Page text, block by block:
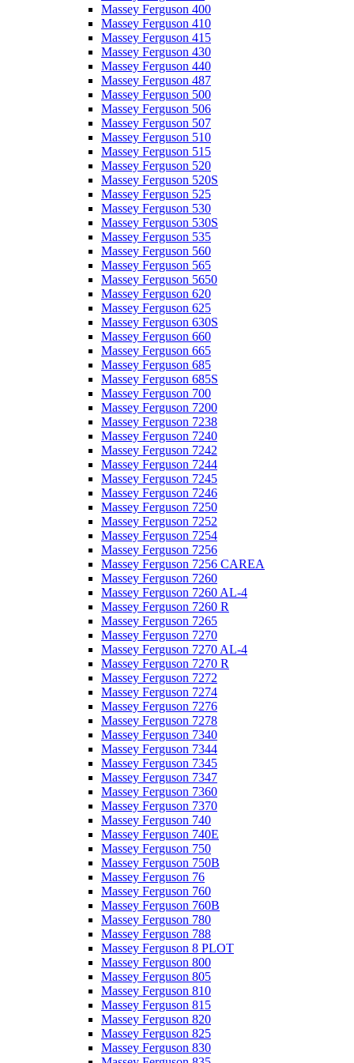
Massey Ferguson 400
Massey Ferguson 410
Massey Ferguson 415
Massey Ferguson 430
Massey Ferguson 440
Massey Ferguson 487
Massey Ferguson 500
Massey Ferguson 506
Massey Ferguson 507
Massey Ferguson 510
Massey Ferguson 515
Massey Ferguson 520
Massey Ferguson 520S
Massey Ferguson 525
Massey Ferguson 530
Massey Ferguson 530S
Massey Ferguson 535
Massey Ferguson 560
Massey Ferguson 565
Massey Ferguson 5650
Massey Ferguson 620
Massey Ferguson 625
Massey Ferguson 630S
Massey Ferguson 660
Massey Ferguson 665
Massey Ferguson 685
Massey Ferguson 685S
Massey Ferguson 700
Massey Ferguson 7200
Massey Ferguson 7238
Massey Ferguson 7240
Massey Ferguson 7242
Massey Ferguson 7244
Massey Ferguson 7245
Massey Ferguson 7246
Massey Ferguson 7250
Massey Ferguson 7252
Massey Ferguson 7254
Massey Ferguson 7256
Massey Ferguson 7256 CAREA
Massey Ferguson 7260
Massey Ferguson 7260 AL-4
Massey Ferguson 7260 R
Massey Ferguson 7265
Massey Ferguson 7270
Massey Ferguson 7270 AL-4
Massey Ferguson 7270 R
Massey Ferguson 7272
Massey Ferguson 7274
Massey Ferguson 7276
Massey Ferguson 7278
Massey Ferguson 7340
Massey Ferguson 7344
Massey Ferguson 7345
Massey Ferguson 7347
Massey Ferguson 7360
Massey Ferguson 7370
Massey Ferguson 740
Massey Ferguson 740E
Massey Ferguson 750
Massey Ferguson 750B
Massey Ferguson 76
Massey Ferguson 760
Massey Ferguson 760B
Massey Ferguson 780
Massey Ferguson 788
Massey Ferguson 8 PLOT
Massey Ferguson 800
Massey Ferguson 805
Massey Ferguson 810
Massey Ferguson 815
Massey Ferguson 820
Massey Ferguson 825
Massey Ferguson 830